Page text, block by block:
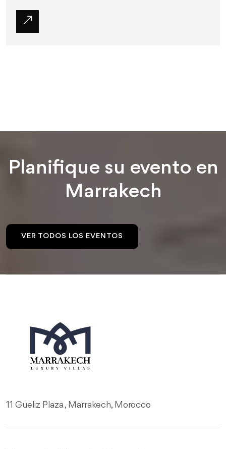
Planifique su evento en
Marrakech
VER TODOS LOS EVENTOS
11 Gueliz Plaza , Marrakech, Morocco